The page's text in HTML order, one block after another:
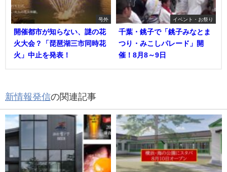
号外
開催都市が知らない、謎の花
火大会？「琵琶湖三市同時花
火」中止を発表！
イベント・お祭り
千葉・銚子で「銚子みなとま
つり・みこしパレード」開
催！8月8～9日
新情報発信の関連記事